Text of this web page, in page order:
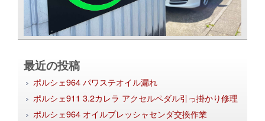
最近の投稿
ポルシェ964 パワステオイル漏れ
ポルシェ911 3.2カレラ アクセルペダル引っ掛かり修理
ポルシェ964 オイルプレッシャセンダ交換作業